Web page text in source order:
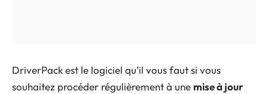
DriverPack est le logiciel qu’il vous faut si vous
souhaitez procéder régulièrement à une mise à jour